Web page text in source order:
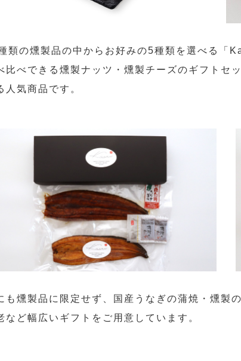
類の燻製品の中からお好みの5種類を選べる「
比べできる燻製ナッツ・燻製チーズのギフトセ
人気商品です。
も燻製品に限定せず、国産うなぎの蒲焼・燻製
など幅広いギフトをご用意しています。